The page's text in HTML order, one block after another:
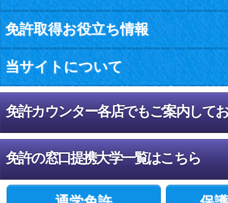
免許取得お役立ち情報
当サイトについて
免許カウンター各店でもご案内して
免許の窓口提携大学一覧はこちら